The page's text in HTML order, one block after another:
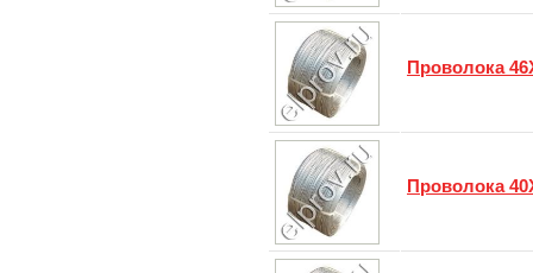
Проволока
Проволока